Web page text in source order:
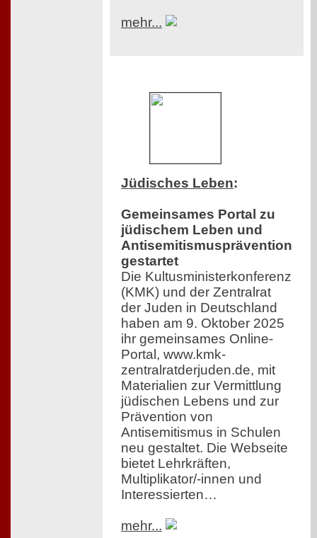
mehr...
Jüdisches Leben:
Gemeinsames Portal zu
jüdischem Leben und
Antisemitismusprävention
gestartet
Die Kultusministerkonferenz
(KMK) und der Zentralrat
der Juden in Deutschland
haben am 9. Oktober 2025
ihr gemeinsames Online-
Portal, www.kmk-
zentralratderjuden.de, mit
Materialien zur Vermittlung
jüdischen Lebens und zur
Prävention von
Antisemitismus in Schulen
neu gestaltet. Die Webseite
bietet Lehrkräften,
Multiplikator/-innen und
Interessierten…
mehr...